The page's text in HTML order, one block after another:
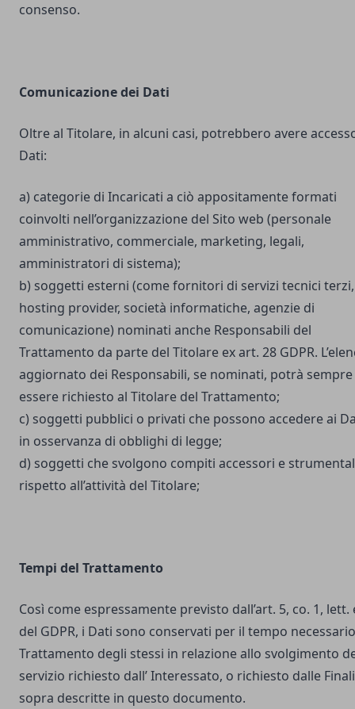
consenso.
Comunicazione dei Dati
Oltre al Titolare, in alcuni casi, potrebbero avere
Dati:
a) categorie di Incaricati a ciò appositamente formati
coinvolti nell’organizzazione del Sito web (personale
amministrativo, commerciale, marketing, legali,
amministratori di sistema);
b) soggetti esterni (come fornitori di servizi tecnici terzi,
hosting provider, società informatiche, agenzie di
comunicazione) nominati anche Responsabili del
Trattamento da parte del Titolare ex art. 28 GDPR.
aggiornato dei Responsabili, se nominati, potrà sempre
essere richiesto al Titolare del Trattamento;
c) soggetti pubblici o privati che possono accedere ai
in osservanza di obblighi di legge;
d) soggetti che svolgono compiti accessori e
rispetto all’attività del Titolare;
Tempi del Trattamento
Così come espressamente previsto dall’art. 5, co. 1, lett.
del GDPR, i Dati sono conservati per il tempo
Trattamento degli stessi in relazione allo svolgimento
servizio richiesto dall’ Interessato, o richiesto dalle
sopra descritte in questo documento.